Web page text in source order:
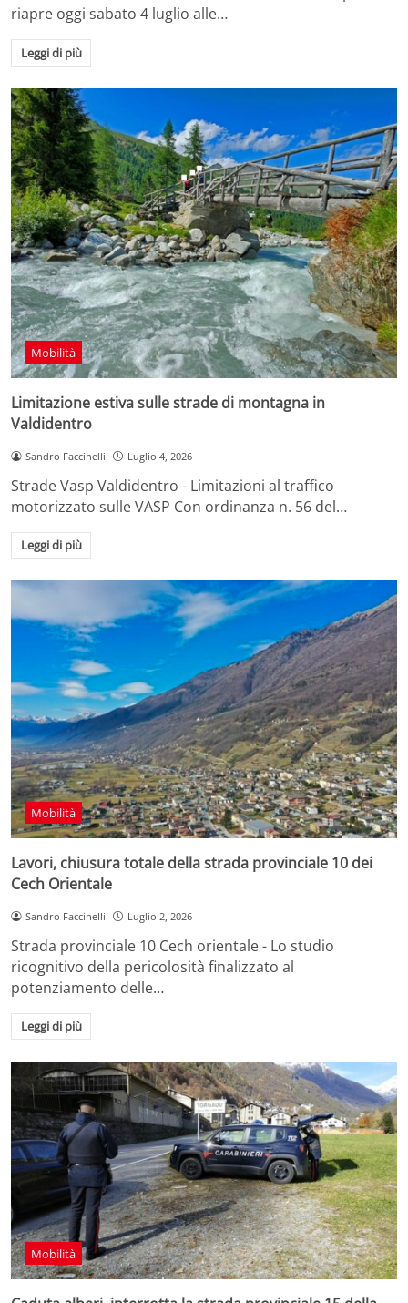
riapre oggi sabato 4 luglio alle…
Leggi di più
Mobilità
Limitazione estiva sulle strade di montagna in
Valdidentro
Sandro Faccinelli Luglio 4, 2026
Strade Vasp Valdidentro - Limitazioni al traffico
motorizzato sulle VASP Con ordinanza n. 56 del…
Leggi di più
Mobilità
Lavori, chiusura totale della strada provinciale 10 dei
Cech Orientale
Sandro Faccinelli Luglio 2, 2026
Strada provinciale 10 Cech orientale - Lo studio
ricognitivo della pericolosità finalizzato al
potenziamento delle…
Leggi di più
Mobilità